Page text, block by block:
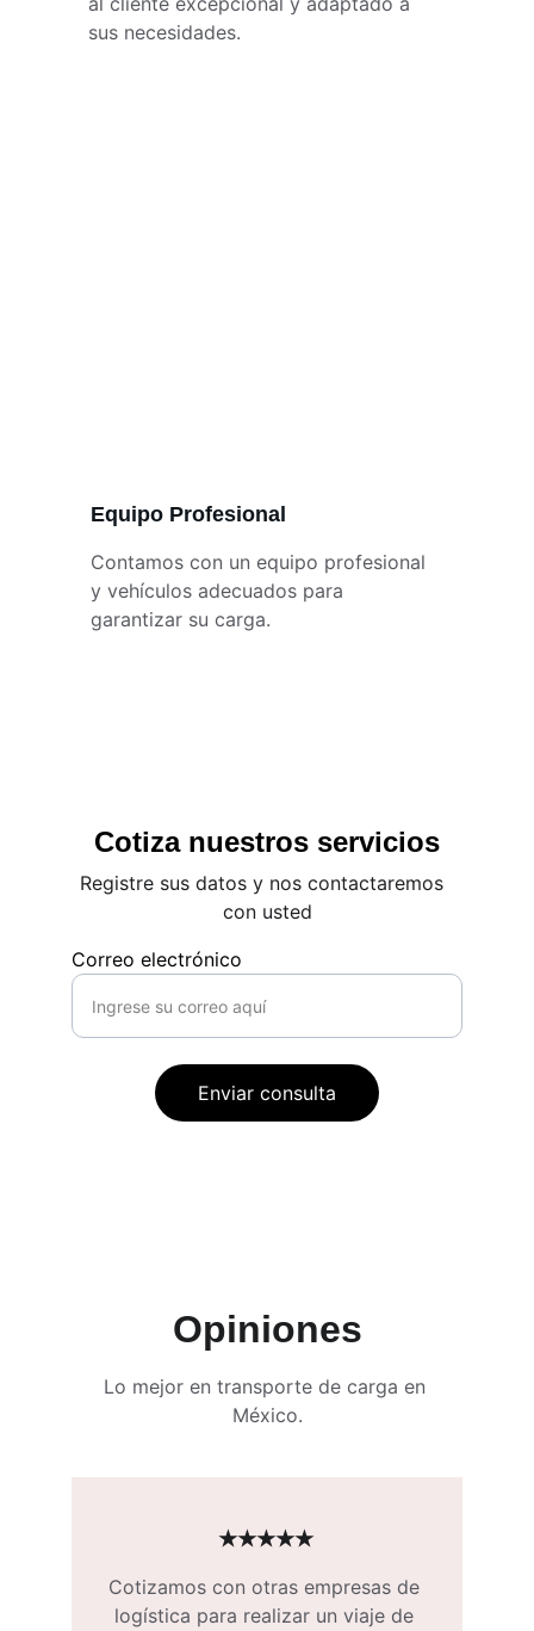
sus necesidades.
Contamos con un equipo profesional
y vehículos adecuados para
garantizar su carga.
Equipo Profesional
Cotiza nuestros servicios
Correo electrónico
Enviar consulta
Registre sus datos y nos contactaremos
con usted
Opiniones
Lo mejor en transporte de carga en
México.
Cotizamos con otras empresas de
logística para realizar un viaje de
★★★★★